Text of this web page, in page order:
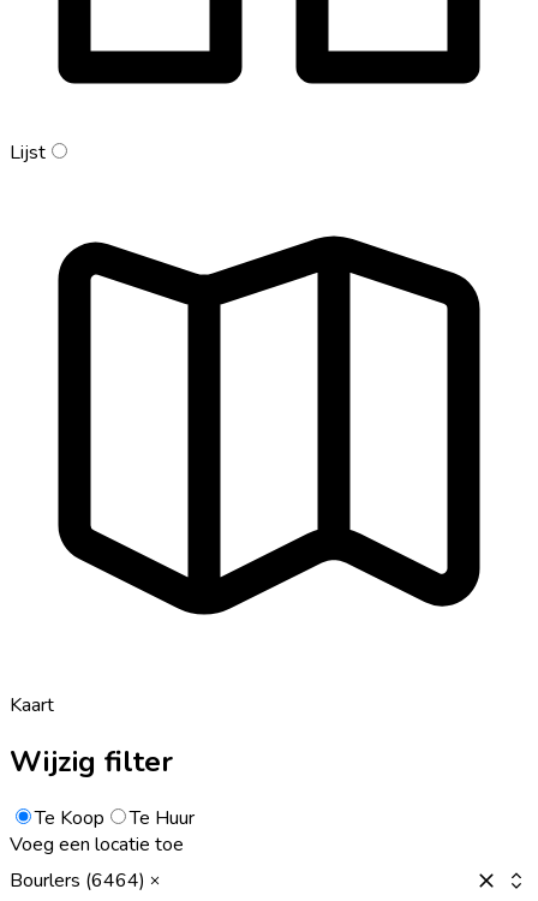
Lijst
Kaart
Wijzig filter
Te Koop
Te Huur
Voeg een locatie toe
Bourlers (6464)